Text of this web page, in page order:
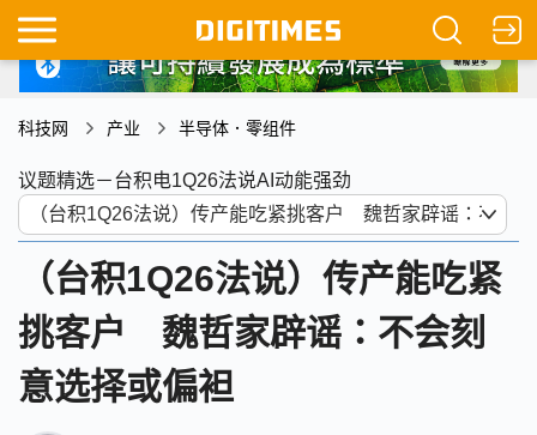
科技网 产业 半导体．零组件
议题精选－台积电1Q26法说AI动能强劲
（台积1Q26法说）传产能吃紧
挑客户 魏哲家辟谣：不会刻
意选择或偏袒